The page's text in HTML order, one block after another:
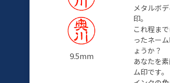
9.5mm
メタルボ
印。
これ程ま
ったネー
ょうか？
あなたを
ム印です。